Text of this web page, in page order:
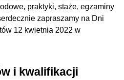
praktyki, staże, egzaminy
zapraszamy na Dni
12 kwietnia 2022 w
i kwalifikacji